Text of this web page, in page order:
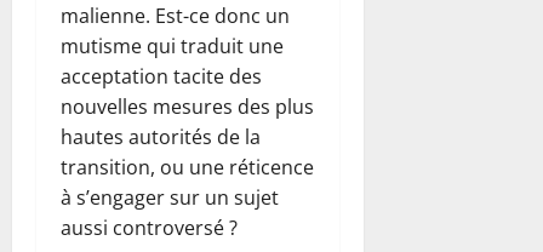
malienne. Est-ce donc un
mutisme qui traduit une
acceptation tacite des
nouvelles mesures des plus
hautes autorités de la
transition, ou une réticence
à s’engager sur un sujet
aussi controversé ?